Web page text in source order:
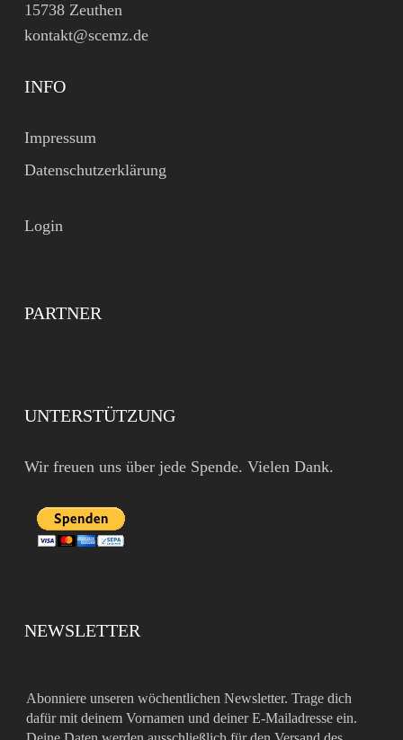
15738 Zeuthen
kontakt@scemz.de
INFO
Impressum
Datenschutzerklärung
Login
PARTNER
UNTERSTÜTZUNG
Wir freuen uns über jede Spende. Vielen Dank.
NEWSLETTER
Abonniere unseren wöchentlichen Newsletter. Trage dich
dafür mit deinem Vornamen und deiner E-Mailadresse ein.